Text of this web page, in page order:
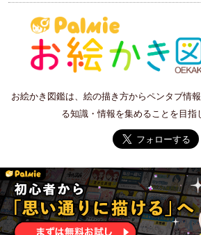
お絵かき図鑑は、絵の描き方からペンタブ情
る知識・情報を集めることを目指